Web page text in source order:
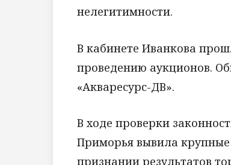
нелегитимности.
В кабинете Иванкова
проведению аукционов.
«Акваресурс-ДВ».
В ходе проверки
Приморья вывила
признании результатов